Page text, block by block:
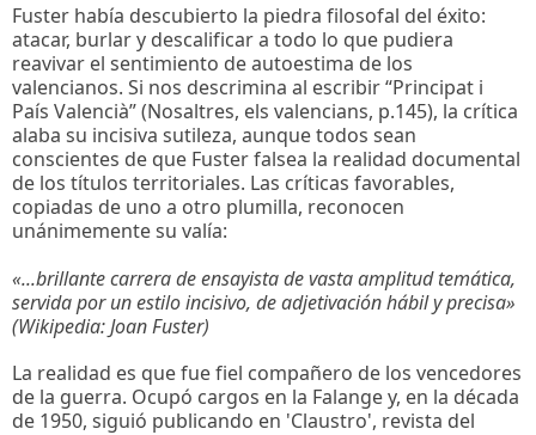
Fuster había descubierto la piedra filosofal del éxito:
atacar, burlar y descalificar a todo lo que pudiera
reavivar el sentimiento de autoestima de los
valencianos. Si nos descrimina al escribir “Principat i
País Valencià” (Nosaltres, els valencians, p.145), la crítica
alaba su incisiva sutileza, aunque todos sean
conscientes de que Fuster falsea la realidad documental
de los títulos territoriales. Las críticas favorables,
copiadas de uno a otro plumilla, reconocen
unánimemente su valía:
«...brillante carrera de ensayista de vasta amplitud temática,
servida por un estilo incisivo, de adjetivación hábil y precisa»
(Wikipedia: Joan Fuster)
La realidad es que fue fiel compañero de los vencedores
de la guerra. Ocupó cargos en la Falange y, en la década
de 1950, siguió publicando en 'Claustro', revista del